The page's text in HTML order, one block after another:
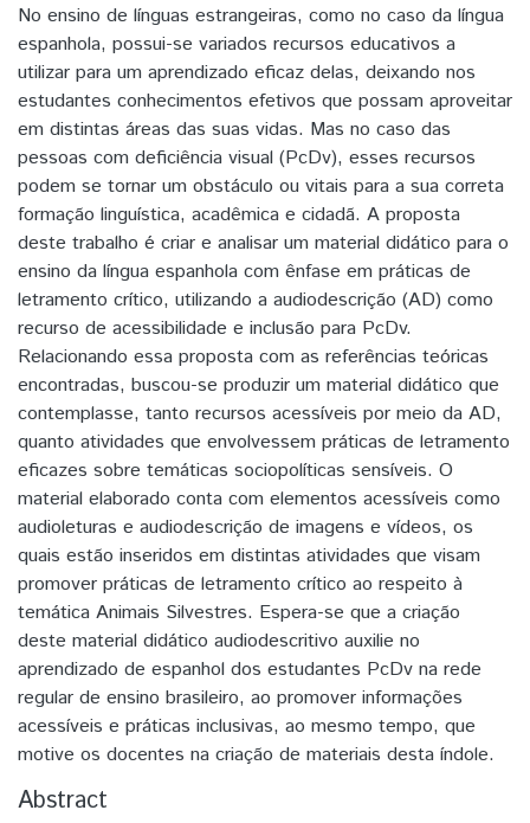
No ensino de línguas estrangeiras, como no caso da língua
espanhola, possui-se variados recursos educativos a
utilizar para um aprendizado eficaz delas, deixando nos
estudantes conhecimentos efetivos que possam aproveitar
em distintas áreas das suas vidas. Mas no caso das
pessoas com deficiência visual (PcDv), esses recursos
podem se tornar um obstáculo ou vitais para a sua correta
formação linguística, acadêmica e cidadã. A proposta
deste trabalho é criar e analisar um material didático para o
ensino da língua espanhola com ênfase em práticas de
letramento crítico, utilizando a audiodescrição (AD) como
recurso de acessibilidade e inclusão para PcDv.
Relacionando essa proposta com as referências teóricas
encontradas, buscou-se produzir um material didático que
contemplasse, tanto recursos acessíveis por meio da AD,
quanto atividades que envolvessem práticas de letramento
eficazes sobre temáticas sociopolíticas sensíveis. O
material elaborado conta com elementos acessíveis como
audioleturas e audiodescrição de imagens e vídeos, os
quais estão inseridos em distintas atividades que visam
promover práticas de letramento crítico ao respeito à
temática Animais Silvestres. Espera-se que a criação
deste material didático audiodescritivo auxilie no
aprendizado de espanhol dos estudantes PcDv na rede
regular de ensino brasileiro, ao promover informações
acessíveis e práticas inclusivas, ao mesmo tempo, que
motive os docentes na criação de materiais desta índole.
Abstract